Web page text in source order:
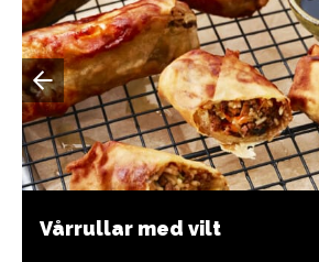
Vårrullar med vilt